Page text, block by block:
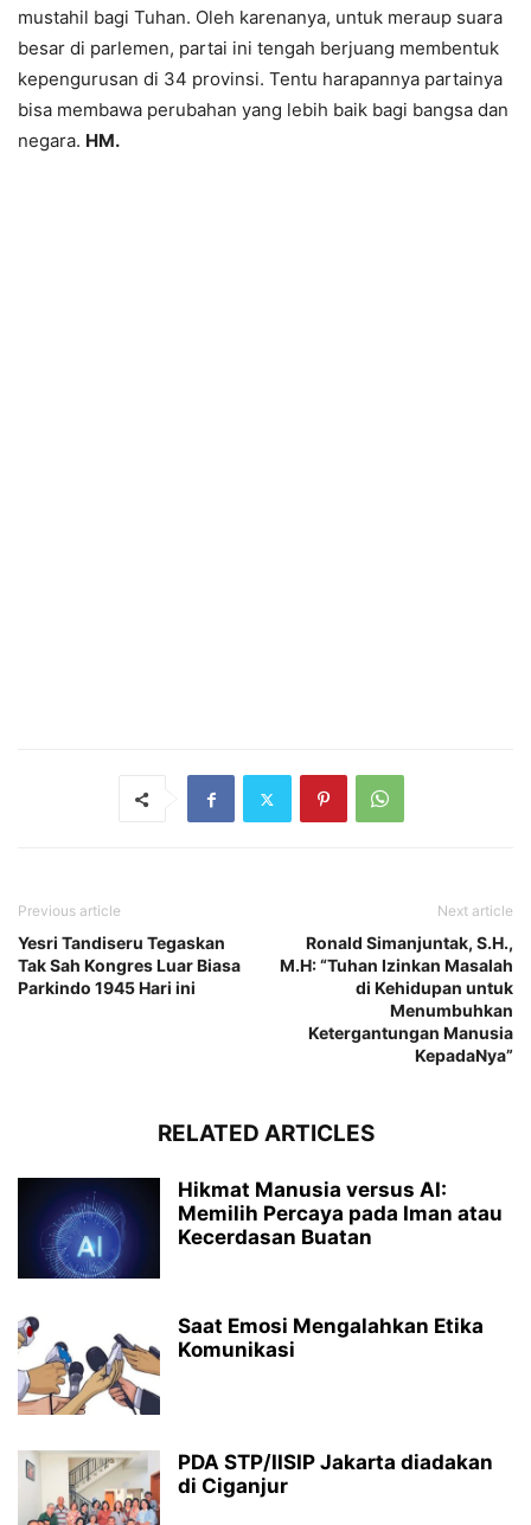
mustahil bagi Tuhan. Oleh karenanya, untuk meraup suara
besar di parlemen, partai ini tengah berjuang membentuk
kepengurusan di 34 provinsi. Tentu harapannya partainya
bisa membawa perubahan yang lebih baik bagi bangsa dan
negara. HM.
Previous article
Yesri Tandiseru Tegaskan
Tak Sah Kongres Luar Biasa
Parkindo 1945 Hari ini
Next article
Ronald Simanjuntak, S.H.,
M.H: “Tuhan Izinkan Masalah
di Kehidupan untuk
Menumbuhkan
Ketergantungan Manusia
KepadaNya”
RELATED ARTICLES
Hikmat Manusia versus AI:
Memilih Percaya pada Iman atau
Kecerdasan Buatan
Saat Emosi Mengalahkan Etika
Komunikasi
PDA STP/IISIP Jakarta diadakan
di Ciganjur